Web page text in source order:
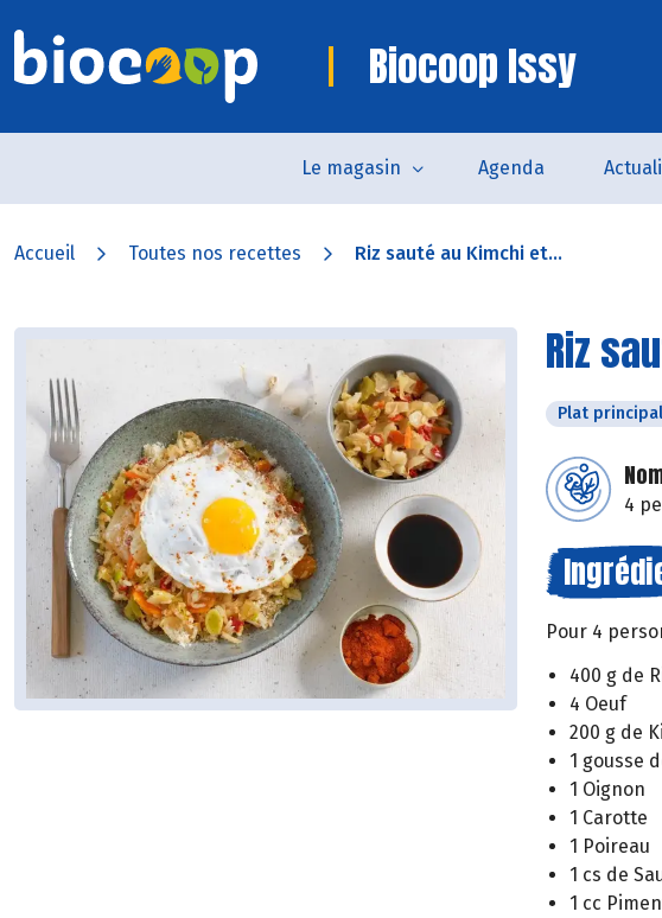
Biocoop Issy
Le magasin Agenda
Accueil Toutes nos recettes Riz sauté au Kimchi et...
Riz
Plat principal
4
Pour 4
400 g de
4 Oeuf
200 g de
1 gousse
1 Oignon
1 Carotte
1 Poireau
1 cs de
1 cc